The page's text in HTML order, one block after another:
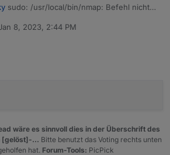
sudo: /usr/local/bin/nmap: Befehl nicht
8, 2023, 2:44 PM
by
wäre es sinnvoll dies in der Überschrift des
[gelöst]-... Bitte benutzt das Voting rechts unten
hat. Forum-Tools: PicPick